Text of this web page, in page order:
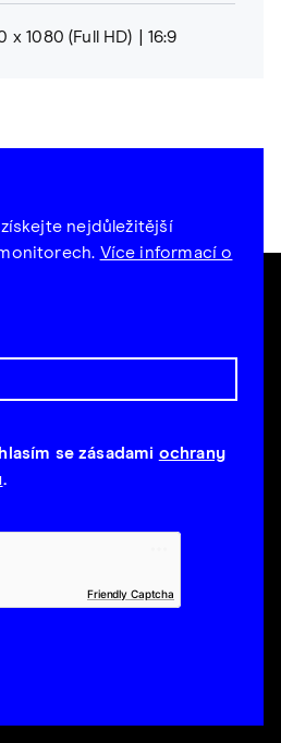
x 1080 (Full HD) 16:9
nejdůležitější
Více informací o
se zásadami ochrany
.
Friendly Captcha